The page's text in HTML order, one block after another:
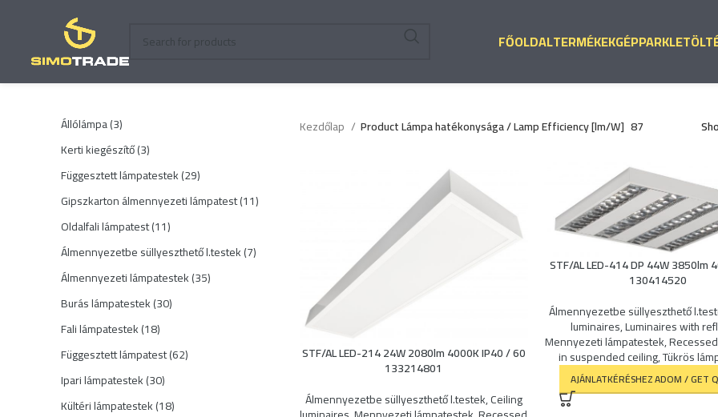
FŐOLDALTERMÉKEKGÉPPARK
Állólámpa 33
termék
Kerti kiegészítő 33
termék
Függesztett lámpatestek 2929
Gipszkarton álmennyezeti lámpatest 1111
Oldalfali lámpatest 1111
termék
Álmennyezetbe süllyeszthető l.testek 77
Álmennyezeti lámpatestek 3535
Burás lámpatestek 3030
Fali lámpatestek 1818
termék
Függesztett lámpatest 6262
Ipari lámpatestek 3030
termék
Kültéri lámpatestek 1818
Kezdőlap Product Lámpa hatékonysága / Lamp Efficiency [lm/W] 87
STF/AL LED-214 24W 2080lm 4000K IP40 / 60
133214801
Álmennyezetbe süllyeszthető l.testek,Ceiling
STF/AL LED-414 DP 44W 3850lm
130414520
Álmennyezetbe süllyeszthető
luminaires,Luminaires with
Mennyezeti lámpatestek,
in suspended ceiling,Tükrös
AJÁNLATKÉRÉSHEZ ADOM / GET